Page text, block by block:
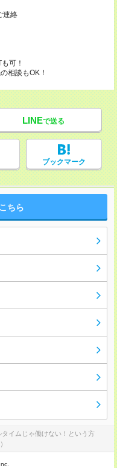
連絡
可！
相談もOK！
LINEで送る
ブックマーク
ちら
タイムじゃ働けない！という方